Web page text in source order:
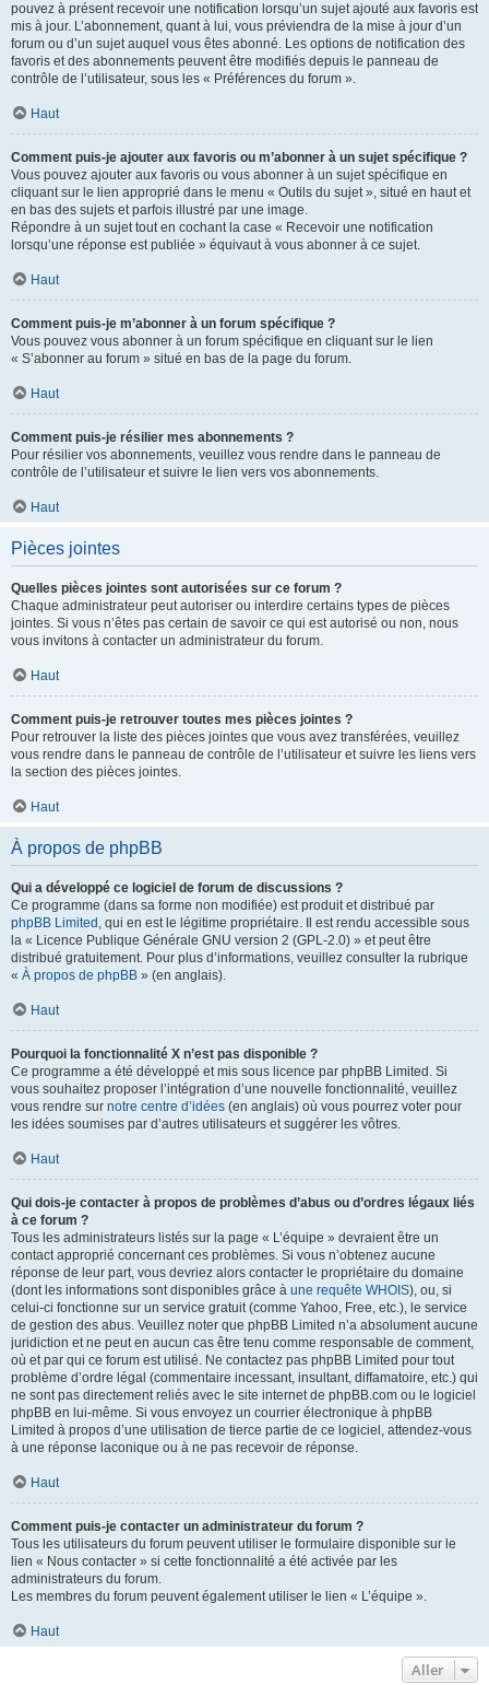
pouvez à présent recevoir une notification lorsqu’un sujet ajouté aux favoris est
mis à jour. L’abonnement, quant à lui, vous préviendra de la mise à jour d’un
forum ou d’un sujet auquel vous êtes abonné. Les options de notification des
favoris et des abonnements peuvent être modifiés depuis le panneau de
contrôle de l’utilisateur, sous les « Préférences du forum ».
Haut
Comment puis-je ajouter aux favoris ou m’abonner à un sujet spécifique ?
Vous pouvez ajouter aux favoris ou vous abonner à un sujet spécifique en
cliquant sur le lien approprié dans le menu « Outils du sujet », situé en haut et
en bas des sujets et parfois illustré par une image.
Répondre à un sujet tout en cochant la case « Recevoir une notification
lorsqu’une réponse est publiée » équivaut à vous abonner à ce sujet.
Haut
Comment puis-je m’abonner à un forum spécifique ?
Vous pouvez vous abonner à un forum spécifique en cliquant sur le lien
« S’abonner au forum » situé en bas de la page du forum.
Haut
Comment puis-je résilier mes abonnements ?
Pour résilier vos abonnements, veuillez vous rendre dans le panneau de
contrôle de l’utilisateur et suivre le lien vers vos abonnements.
Haut
Pièces jointes
Quelles pièces jointes sont autorisées sur ce forum ?
Chaque administrateur peut autoriser ou interdire certains types de pièces
jointes. Si vous n’êtes pas certain de savoir ce qui est autorisé ou non, nous
vous invitons à contacter un administrateur du forum.
Haut
Comment puis-je retrouver toutes mes pièces jointes ?
Pour retrouver la liste des pièces jointes que vous avez transférées, veuillez
vous rendre dans le panneau de contrôle de l’utilisateur et suivre les liens vers
la section des pièces jointes.
Haut
À propos de phpBB
Qui a développé ce logiciel de forum de discussions ?
Ce programme (dans sa forme non modifiée) est produit et distribué par
phpBB Limited , qui en est le légitime propriétaire. Il est rendu accessible sous
la « Licence Publique Générale GNU version 2 (GPL-2.0) » et peut être
distribué gratuitement. Pour plus d’informations, veuillez consulter la rubrique
« À propos de phpBB » (en anglais).
Haut
Pourquoi la fonctionnalité X n’est pas disponible ?
Ce programme a été développé et mis sous licence par phpBB Limited. Si
vous souhaitez proposer l’intégration d’une nouvelle fonctionnalité, veuillez
vous rendre sur notre centre d’idées (en anglais) où vous pourrez voter pour
les idées soumises par d’autres utilisateurs et suggérer les vôtres.
Haut
Qui dois-je contacter à propos de problèmes d’abus ou d’ordres légaux liés
à ce forum ?
Tous les administrateurs listés sur la page « L’équipe » devraient être un
contact approprié concernant ces problèmes. Si vous n’obtenez aucune
réponse de leur part, vous devriez alors contacter le propriétaire du domaine
(dont les informations sont disponibles grâce à une requête WHOIS), ou, si
celui-ci fonctionne sur un service gratuit (comme Yahoo, Free, etc.), le service
de gestion des abus. Veuillez noter que phpBB Limited n’a absolument aucune
juridiction et ne peut en aucun cas être tenu comme responsable de comment,
où et par qui ce forum est utilisé. Ne contactez pas phpBB Limited pour tout
problème d’ordre légal (commentaire incessant, insultant, diffamatoire, etc.) qui
ne sont pas directement reliés avec le site internet de phpBB.com ou le logiciel
phpBB en lui-même. Si vous envoyez un courrier électronique à phpBB
Limited à propos d’une utilisation de tierce partie de ce logiciel, attendez-vous
à une réponse laconique ou à ne pas recevoir de réponse.
Haut
Comment puis-je contacter un administrateur du forum ?
Tous les utilisateurs du forum peuvent utiliser le formulaire disponible sur le
lien « Nous contacter » si cette fonctionnalité a été activée par les
administrateurs du forum.
Les membres du forum peuvent également utiliser le lien « L’équipe ».
Haut
Aller